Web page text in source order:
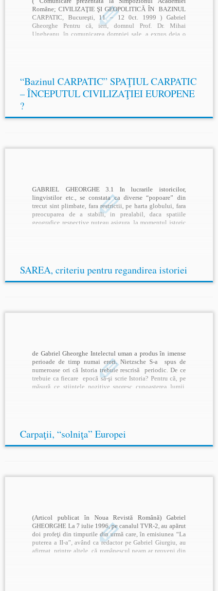
Române; CIVILIZAŢIE ŞI GEOPOLITICĂ ÎN BAZINUL
CARPATIC, Bucureşti, 11 – 12 0ct. 1999 ) Gabriel
Gheorghe Pentru că, ieri, domnul Prof. Dr. Mihai
Ungheanu, în comunicarea domniei sale, a expus deja o
“Bazinul CARPATIC” SPAŢIUL CARPATIC
– ÎNCEPUTUL CIVILIZAŢIEI EUROPENE
?
GABRIEL GHEORGHE 3.1 In lucrarile istoricilor,
lingvistilor etc., se constata ca diverse “popoare” din
trecut sint plimbate, fara restrictii, pe harta globului, fara
preocuparea de a stabili, in prealabil, daca spatiile
geografice respective puteau asigura, la momentul istoric
SAREA, criteriu pentru regandirea istoriei
de Gabriel Gheorghe Intelectul uman a produs în imense
perioade de timp numai erori. Nietzsche S-a spus de
numeroase ori că Istoria trebuie rescrisă periodic. De ce
trebuie ca fiecare epocă să-şi scrie Istoria? Pentru că, pe
măsură ce ştiinţele pozitive sporesc cunoaşterea lumii,
Carpaţii, “solniţa” Europei
(Articol publicat în Noua Revistă Română) Gabriel
GHEORGHE La 7 iulie 1996, pe canalul TVR-2, au apărut
doi profeţi din timpurile din urmă care, în emisiunea “La
puterea a II-a”, având ca redactor pe Gabriel Giurgiu, au
afirmat, printre altele, că românescul neam ar proveni din